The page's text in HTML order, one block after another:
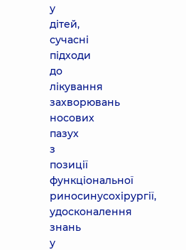
у
дітей,
сучасні
підходи
до
лікування
захворювань
носових
пазух
з
позиції
функціональної
риносинусохірургії,
удосконалення
знань
у